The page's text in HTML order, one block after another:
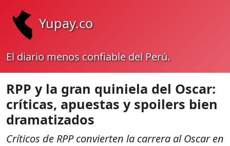
Yupay.co
El diario menos confiable del Perú.
RPP y la gran quiniela del Oscar:
críticas, apuestas y spoilers bien
dramatizados
Críticos de RPP convierten la carrera al Oscar en